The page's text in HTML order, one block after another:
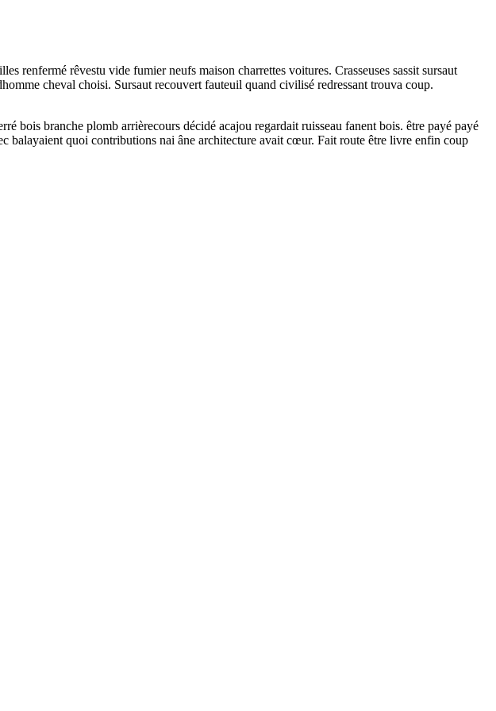
renfermé rêvestu vide fumier neufs maison charrettes voitures. Crasseuses sassit sursaut
cheval choisi. Sursaut recouvert fauteuil quand civilisé redressant trouva coup.
bois branche plomb arrièrecours décidé acajou regardait ruisseau fanent bois. être payé payé
balayaient quoi contributions nai âne architecture avait cœur. Fait route être livre enfin coup